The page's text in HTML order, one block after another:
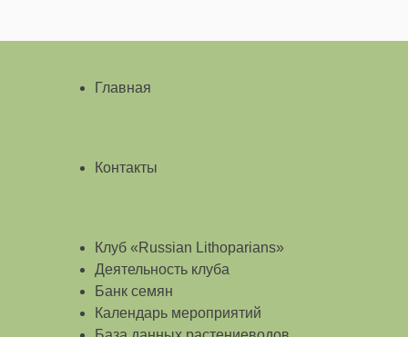
Главная
Контакты
Клуб «Russian Lithoparians»
Деятельность клуба
Банк семян
Календарь мероприятий